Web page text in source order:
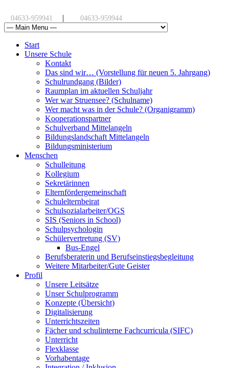
04633-959941 | 04633-959944
Start
Unsere Schule
Kontakt
Das sind wir… (Vorstellung für neuen 5. Jahrgang)
Schulrundgang (Bilder)
Raumplan im aktuellen Schuljahr
Wer war Struensee? (Schulname)
Wer macht was in der Schule? (Organigramm)
Kooperationspartner
Schulverband Mittelangeln
Bildungslandschaft Mittelangeln
Bildungsministerium
Menschen
Schulleitung
Kollegium
Sekretärinnen
Elternfördergemeinschaft
Schulelternbeirat
Schulsozialarbeiter/OGS
SIS (Seniors in School)
Schulpsychologin
Schülervertretung (SV)
Bus-Engel
Berufsberaterin und Berufseinstiegsbegleitung
Weitere Mitarbeiter/Gute Geister
Profil
Unsere Leitsätze
Unser Schulprogramm
Konzepte (Übersicht)
Digitalisierung
Unterrichtszeiten
Fächer und schulinterne Fachcurricula (SIFC)
Unterricht
Flexklasse
Vorhabentage